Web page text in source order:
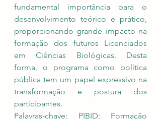
fundamental importância para o
desenvolvimento teórico e prático,
proporcionando grande impacto na
formação dos futuros Licenciados
em Ciências Biológicas. Desta
forma, o programa como política
pública tem um papel expressivo na
transformação e postura dos
participantes.
Palavras-chave: PIBID; Formação